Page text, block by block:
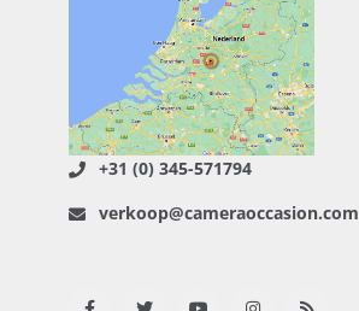
+31 (0) 345-571794
verkoop@cameraoccasion.com